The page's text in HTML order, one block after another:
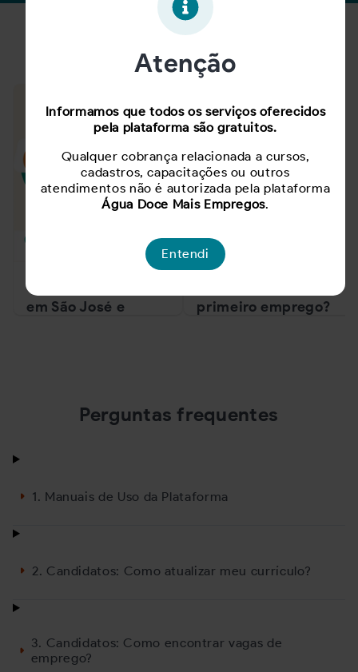
Feirão de Empregos
em São José e
primeiro emprego?
Perguntas frequentes
1. Manuais de Uso da Plataforma
2. Candidatos: Como atualizar meu currículo?
3. Candidatos: Como encontrar vagas de
emprego?
Atenção
Informamos que todos os serviços oferecidos
pela plataforma são gratuitos.
Qualquer cobrança relacionada a cursos,
cadastros, capacitações ou outros
atendimentos não é autorizada pela plataforma
Água Doce Mais Empregos.
Entendi